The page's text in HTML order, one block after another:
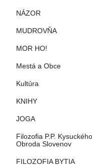
NÁZOR
MUDROVŇA
MOR HO!
Mestá a Obce
Kultúra
KNIHY
JOGA
Filozofia P.P. Kysuckého
Obroda Slovenov
FILOZOFIA BYTIA